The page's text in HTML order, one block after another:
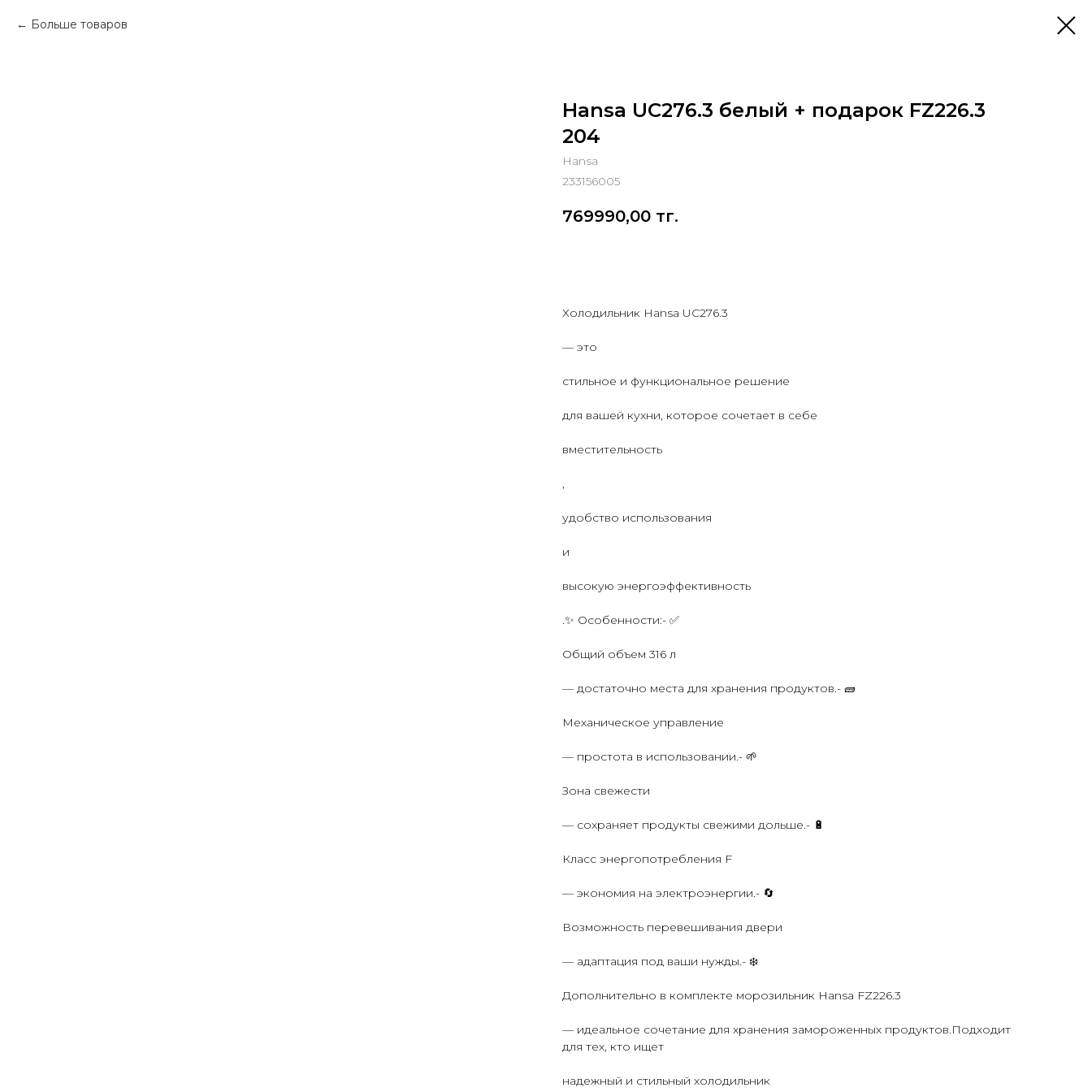
Больше товаров
Hansa UC276.3 белый + подарок FZ226.3
204
Hansa
233156005
769990,00 тг.
Холодильник Hansa UC276.3
— это
стильное и функциональное решение
для вашей кухни, которое сочетает в себе
вместительность
,
удобство использования
и
высокую энергоэффективность
.✨ Особенности:- ✅
Общий объем 316 л
— достаточно места для хранения продуктов.- 🧱
Механическое управление
— простота в использовании.- 🌱
Зона свежести
— сохраняет продукты свежими дольше.- 🔋
Класс энергопотребления F
— экономия на электроэнергии.- 🔄
Возможность перевешивания двери
— адаптация под ваши нужды.- ❄️
Дополнительно в комплекте морозильник Hansa FZ226.3
— идеальное сочетание для хранения замороженных продуктов.Подходит
для тех, кто ищет
надежный и стильный холодильник